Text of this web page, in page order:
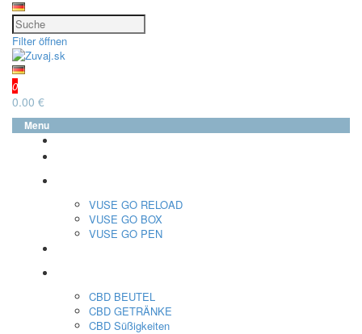
Filter öffnen
0
0.00 €
Menu
VUSE GO RELOAD
VUSE GO BOX
VUSE GO PEN
CBD BEUTEL
CBD GETRÄNKE
CBD Süßigkeiten